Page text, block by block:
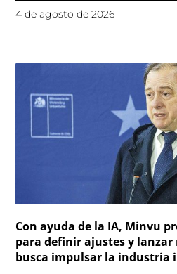
4 de agosto de 2026
Con ayuda de la IA, Minvu
para definir ajustes y
busca impulsar la industria